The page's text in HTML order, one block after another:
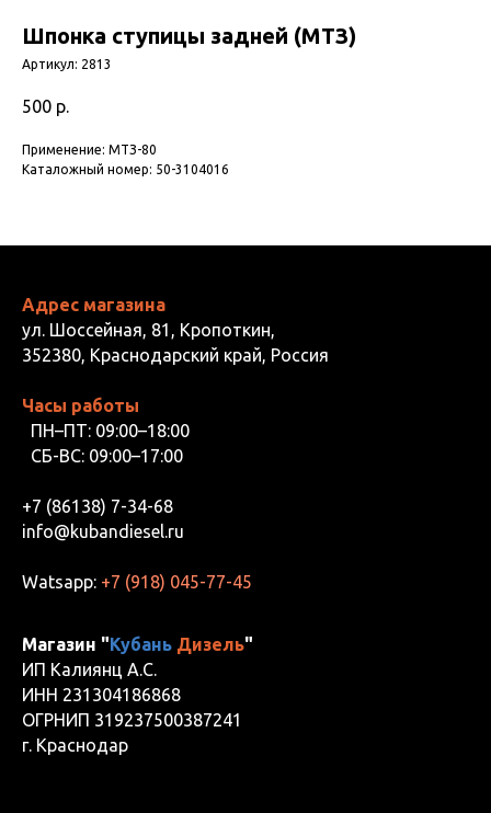
Шпонка ступицы задней (МТЗ)
Артикул: 2813
500 р.
Применение: МТЗ-80
Каталожный номер: 50-3104016
Адрес магазина
ул. Шоссейная, 81, Кропоткин,
352380, Краснодарский край, Россия
Часы работы
ПН–ПТ: 09:00–18:00
СБ-ВС: 09:00–17:00
+7 (86138) 7-34-68
info@kubandiesel.ru
Watsapp: +7 (918) 045-77-45
Магазин "Кубань Дизель"
ИП Калиянц А.С.
ИНН 231304186868
ОГРНИП 319237500387241
г. Краснодар